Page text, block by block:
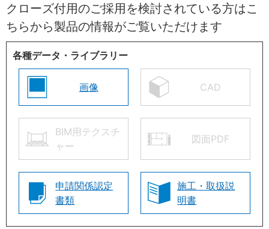
クローズ付用のご採用を検討されている方はこ
ちらから製品の情報がご覧いただけます
各種データ・ライブラリー
画像 CAD
BIM用テクスチ
ャー
図面PDF
申請関係認定
書類
施工・取扱説
明書